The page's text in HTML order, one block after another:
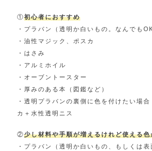
①初心者におすすめ
・プラバン（透明か白いもの。なんでもOK
・油性マジック、ポスカ
・はさみ
・アルミホイル
・オーブントースター
・厚みのある本（図鑑など）
・透明プラバンの裏側に色を付けたい場
カ＋水性透明ニス
②少し材料や手順が増えるけれど使える
・プラバン（透明か白いもの、もしくは